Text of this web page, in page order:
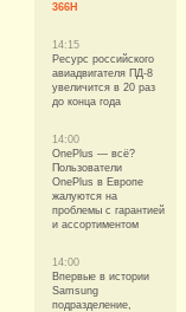
366H
14:15
Ресурс российского
авиадвигателя ПД-8
увеличится в 20 раз
до конца года
14:00
OnePlus — всё?
Пользователи
OnePlus в Европе
жалуются на
проблемы с гарантией
и ассортиментом
14:00
Впервые в истории
Samsung
подразделение,